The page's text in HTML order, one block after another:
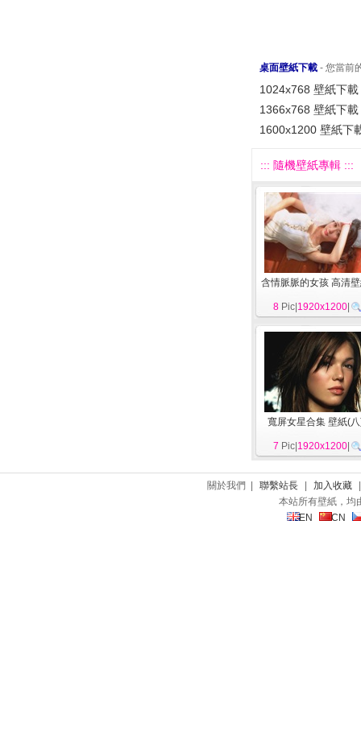
桌面壁紙下載 - 您當前
1024x768 壁紙下載
1366x768 壁紙下載
1600x1200 壁紙下
::: 隨機壁紙專輯 :::
含情脈脈的女孩 高清
8 Pic| 1920x1200
寬屏女星合集 壁紙(
7 Pic| 1920x1200
關於我們 | 聯繫站長 加入收藏
本站所有壁紙，均
EN
CN